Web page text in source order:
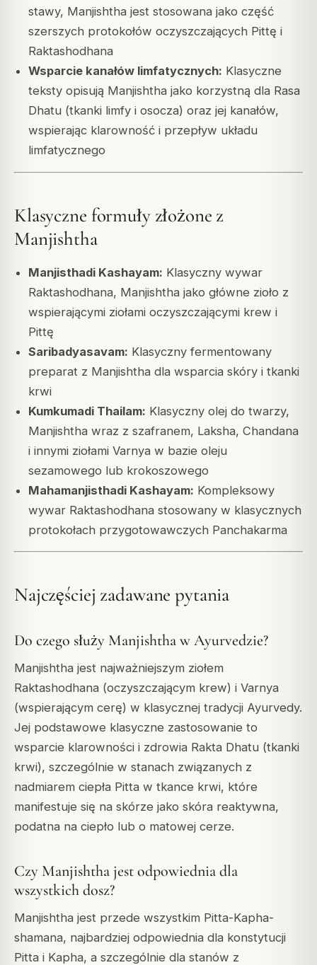
stawy, Manjishtha jest stosowana jako część
szerszych protokołów oczyszczających Pittę i
Raktashodhana
Wsparcie kanałów limfatycznych: Klasyczne
teksty opisują Manjishtha jako korzystną dla Rasa
Dhatu (tkanki limfy i osocza) oraz jej kanałów,
wspierając klarowność i przepływ układu
limfatycznego
Klasyczne formuły złożone z
Manjishtha
Manjisthadi Kashayam: Klasyczny wywar
Raktashodhana, Manjishtha jako główne zioło z
wspierającymi ziołami oczyszczającymi krew i
Pittę
Saribadyasavam: Klasyczny fermentowany
preparat z Manjishtha dla wsparcia skóry i tkanki
krwi
Kumkumadi Thailam: Klasyczny olej do twarzy,
Manjishtha wraz z szafranem, Laksha, Chandana
i innymi ziołami Varnya w bazie oleju
sezamowego lub krokoszowego
Mahamanjisthadi Kashayam: Kompleksowy
wywar Raktashodhana stosowany w klasycznych
protokołach przygotowawczych Panchakarma
Najczęściej zadawane pytania
Do czego służy Manjishtha w Ayurvedzie?
Manjishtha jest najważniejszym ziołem
Raktashodhana (oczyszczającym krew) i Varnya
(wspierającym cerę) w klasycznej tradycji Ayurvedy.
Jej podstawowe klasyczne zastosowanie to
wsparcie klarowności i zdrowia Rakta Dhatu (tkanki
krwi), szczególnie w stanach związanych z
nadmiarem ciepła Pitta w tkance krwi, które
manifestuje się na skórze jako skóra reaktywna,
podatna na ciepło lub o matowej cerze.
Czy Manjishtha jest odpowiednia dla
wszystkich dosz?
Manjishtha jest przede wszystkim Pitta-Kapha-
shamana, najbardziej odpowiednia dla konstytucji
Pitta i Kapha, a szczególnie dla stanów z